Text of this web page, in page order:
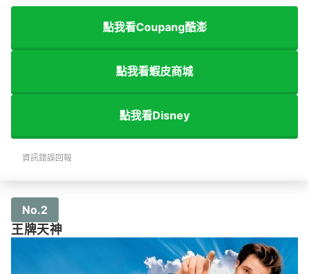
點我看Coupang酷澎
點我看蝦皮商城
點我看Disney
資訊錯誤回報
No.2
王牌天神